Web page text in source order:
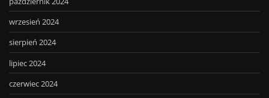
wrzesień 2024
sierpień 2024
lipiec 2024
czerwiec 2024